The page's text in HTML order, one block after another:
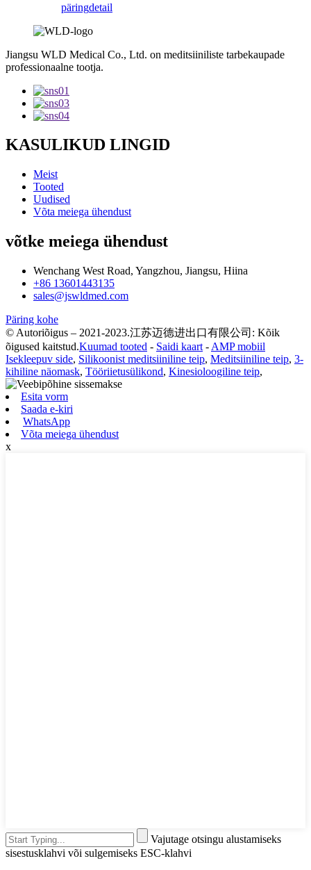
päringdetail
Jiangsu WLD Medical Co., Ltd. on meditsiiniliste tarbekaupade
professionaalne tootja.
KASULIKUD LINGID
Meist
Tooted
Uudised
Võta meiega ühendust
võtke meiega ühendust
Wenchang West Road, Yangzhou, Jiangsu, Hiina
+86 13601443135
sales@jswldmed.com
Päring kohe
© Autoriõigus – 2021-2023.江苏迈德进出口有限公司: Kõik
õigused kaitstud.Kuumad tooted - Saidi kaart - AMP mobiil
Isekleepuv side, Silikoonist meditsiiniline teip, Meditsiiniline teip, 3-
kihiline näomask, Tööriietusülikond, Kinesioloogiline teip,
Esita vorm
Saada e-kiri
WhatsApp
Võta meiega ühendust
x
Vajutage otsingu alustamiseks
sisestusklahvi või sulgemiseks ESC-klahvi